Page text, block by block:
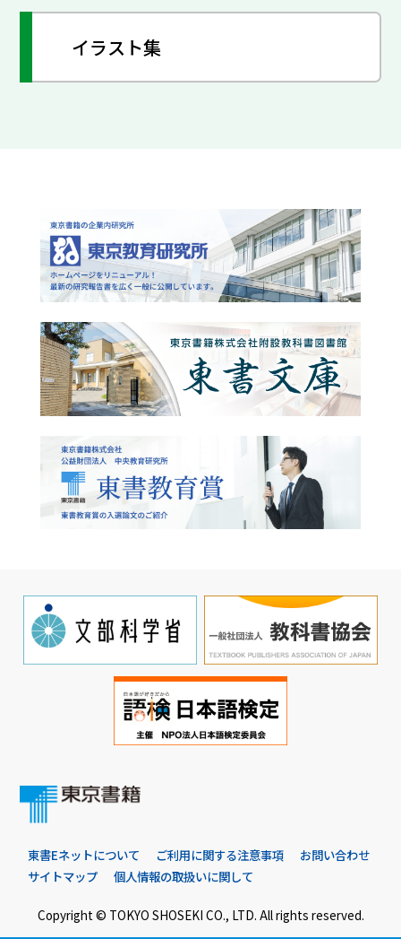
イラスト集
東書Eネットについて ご利用に関する注意事項
お問い合わせ
サイトマップ
個人情報の取扱いに関して
Copyright © TOKYO SHOSEKI CO., LTD. All rights reserved.